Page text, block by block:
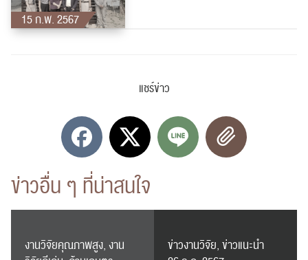
15 ก.พ. 2567
แชร์ข่าว
ข่าวอื่น ๆ ที่น่าสนใจ
งานวิจัยคุณภาพสูง, งาน
ข่าวงานวิจัย, ข่าวแนะนำ